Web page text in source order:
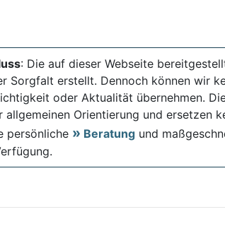
: Die auf dieser Webseite
Sorgfalt erstellt. Dennoch können wir
oder Aktualität übernehmen.
allgemeinen Orientierung und ersetzen
persönliche
Beratung und